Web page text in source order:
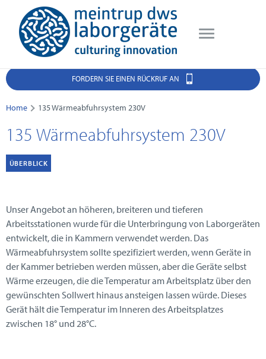
FORDERN SIE EINEN RÜCKRUF AN
Home 135 Wärmeabfuhrsystem 230V
135 Wärmeabfuhrsystem 230V
ÜBERBLICK
Unser Angebot an höheren, breiteren und tieferen
Arbeitsstationen wurde für die Unterbringung von Laborgeräten
entwickelt, die in Kammern verwendet werden. Das
Wärmeabfuhrsystem sollte spezifiziert werden, wenn Geräte in
der Kammer betrieben werden müssen, aber die Geräte selbst
Wärme erzeugen, die die Temperatur am Arbeitsplatz über den
gewünschten Sollwert hinaus ansteigen lassen würde. Dieses
Gerät hält die Temperatur im Inneren des Arbeitsplatzes
zwischen 18° und 28°C.